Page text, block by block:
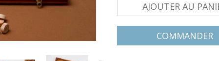
AJOUTER AU
COMMANDER